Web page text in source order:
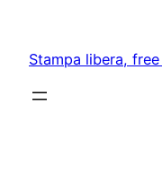
content
Stampa libera,